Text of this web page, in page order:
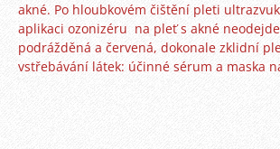
akné. Po hloubkovém čištění pleti
aplikaci ozonizéru na pleť s akné
podrážděná a červená, dokonale zklidní
vstřebávání látek: účinné sérum a maska